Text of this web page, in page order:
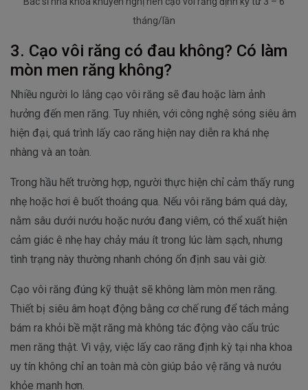
tháng/lần
3. Cạo vôi răng có đau không? Có làm
mòn men răng không?
Nhiều người lo lắng cạo vôi răng sẽ đau hoặc làm ảnh
hưởng đến men răng. Tuy nhiên, với công nghệ sóng siêu âm
hiện đại, quá trình lấy cao răng hiện nay diễn ra khá nhẹ
nhàng và an toàn.
Trong hầu hết trường hợp, người thực hiện chỉ cảm thấy rung
nhẹ hoặc hơi ê buốt thoáng qua. Nếu vôi răng bám quá dày,
nằm sâu dưới nướu hoặc nướu đang viêm, có thể xuất hiện
cảm giác ê nhẹ hay chảy máu ít trong lúc làm sạch, nhưng
tình trạng này thường nhanh chóng ổn định sau vài giờ.
Cạo vôi răng đúng kỹ thuật sẽ không làm mòn men răng.
Thiết bị siêu âm hoạt động bằng cơ chế rung để tách mảng
bám ra khỏi bề mặt răng mà không tác động vào cấu trúc
men răng thật. Vì vậy, việc lấy cao răng định kỳ tại nha khoa
uy tín không chỉ an toàn mà còn giúp bảo vệ răng và nướu
khỏe mạnh hơn.